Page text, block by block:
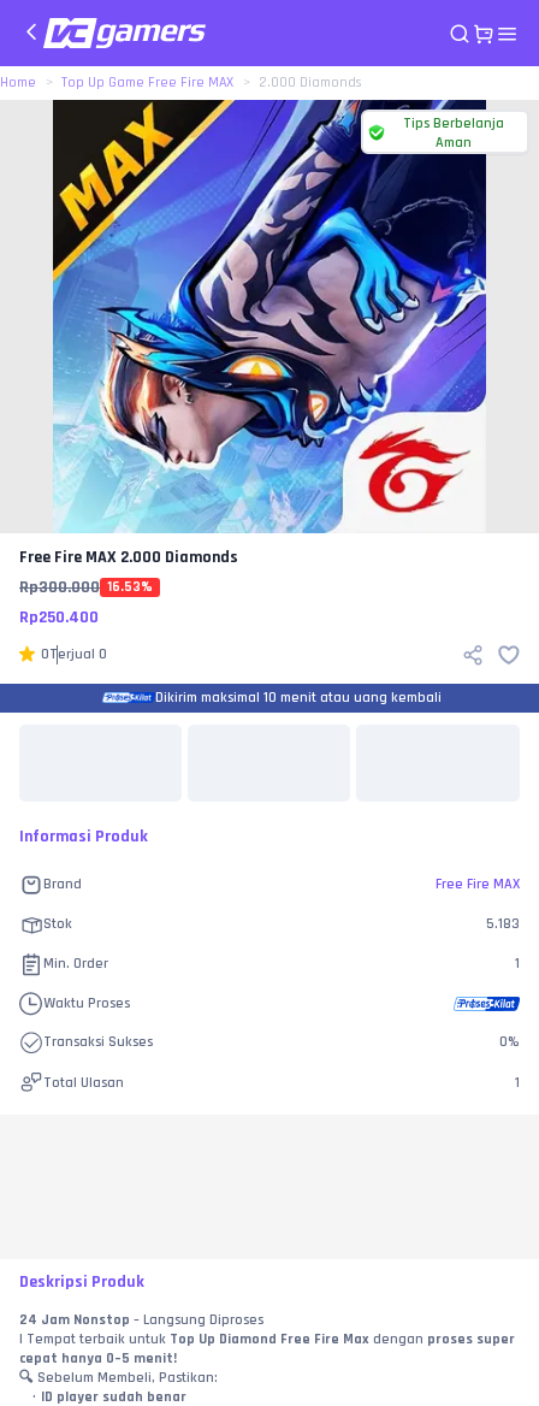
Home Top Up Game Free Fire MAX 2.000 Diamonds
Tips Berbelanja
Aman
Free Fire MAX 2.000 Diamonds
Rp300.000 16.53%
Rp250.400
0Terjual 0
Dikirim maksimal 10 menit atau uang kembali
Informasi Produk
Brand Free Fire MAX
Stok 5.183
Min. Order 1
Waktu Proses
Transaksi Sukses 0%
Total Ulasan 1
Deskripsi Produk
24 Jam Nonstop – Langsung Diproses
| Tempat terbaik untuk Top Up Diamond Free Fire Max dengan proses super
cepat hanya 0–5 menit!
🔍 Sebelum Membeli, Pastikan:
ID player sudah benar